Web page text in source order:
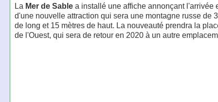
La Mer de Sablea installé une affiche annonçant l'arrivée
d'une nouvelle attraction qui sera une montagne russe de
de long et 15 mètres de haut. La nouveauté prendra la
de l'Ouest, qui sera de retour en 2020 à un autre